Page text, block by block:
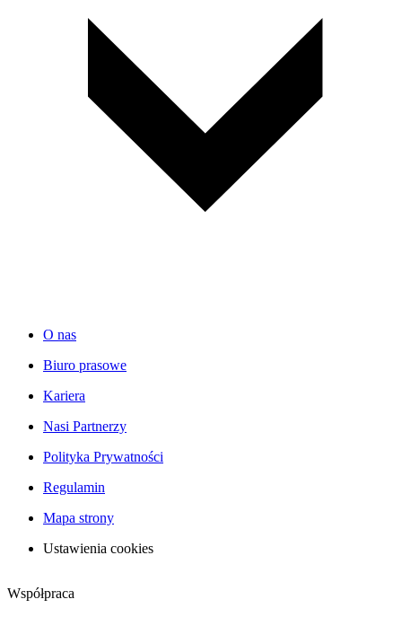
O nas
Biuro prasowe
Kariera
Nasi Partnerzy
Polityka Prywatności
Regulamin
Mapa strony
Ustawienia cookies
Współpraca